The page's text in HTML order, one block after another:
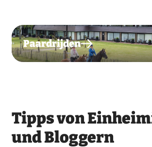
Paardrijden
Tipps von
und Bloggern